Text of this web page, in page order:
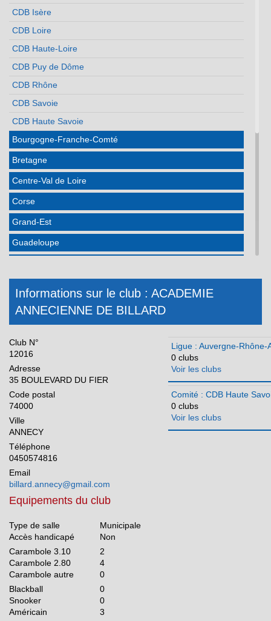
CDB Isère
CDB Loire
CDB Haute-Loire
CDB Puy de Dôme
CDB Rhône
CDB Savoie
CDB Haute Savoie
Bourgogne-Franche-Comté
Bretagne
Centre-Val de Loire
Corse
Grand-Est
Guadeloupe
Martinique
Méditerranée
Normandie
Nouvelle Aquitaine
Pays de la Loire
Réunion
Informations sur le club : ACADEMIE
ANNECIENNE DE BILLARD
Club N°
12016
Adresse
35 BOULEVARD DU FIER
Code postal
74000
Ville
ANNECY
Téléphone
0450574816
Email
billard.annecy@gmail.com
Ligue : Auvergne-Rhône-
0 clubs
Voir les clubs
Comité : CDB Haute
0 clubs
Voir les clubs
Equipements du club
Type de salle
Municipale
Accès handicapé
Non
Carambole 3.10
2
Carambole 2.80
4
Carambole autre
0
Blackball
0
Snooker
0
Américain
3